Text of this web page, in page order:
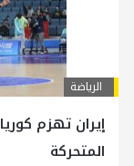
الرياضة
إيران تهزم
المتحركة